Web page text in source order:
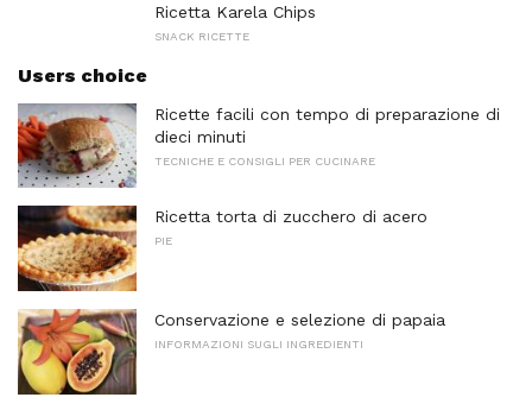
Ricetta Karela Chips
SNACK RICETTE
Users choice
Ricette facili con tempo di preparazione di
dieci minuti
TECNICHE E CONSIGLI PER CUCINARE
Ricetta torta di zucchero di acero
PIE
Conservazione e selezione di papaia
INFORMAZIONI SUGLI INGREDIENTI